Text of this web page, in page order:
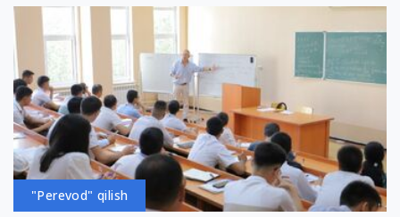
"Perevod" qilish